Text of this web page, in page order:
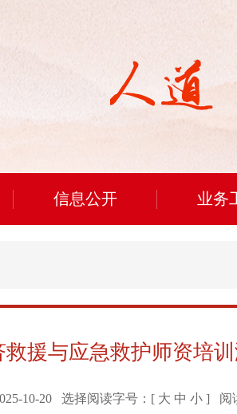
信息公开 业务
援与应急救护师资培
10-20 选择阅读字号：[ 大 中 小 ] 阅